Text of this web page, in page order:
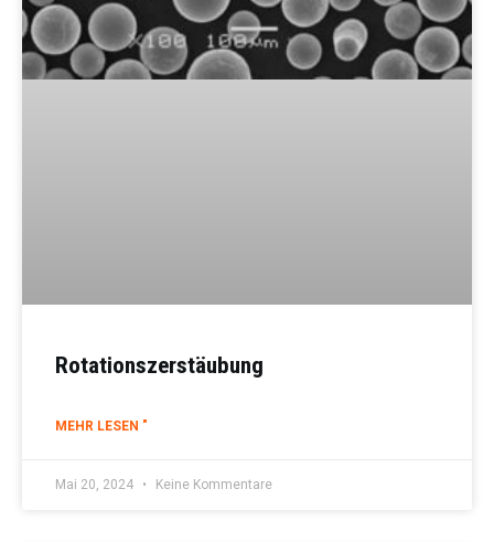
Rotationszerstäubung
MEHR LESEN "
Mai 20, 2024 Keine Kommentare